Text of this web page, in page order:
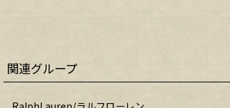
関連グループ